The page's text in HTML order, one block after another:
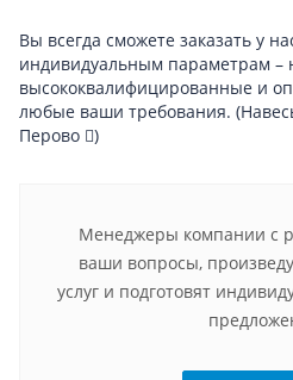
Вы всегда сможете заказать у
индивидуальным параметрам –
высококвалифицированные и
любые ваши требования.
Перово
)
Менеджеры компании с
ваши вопросы,
услуг и подготовят